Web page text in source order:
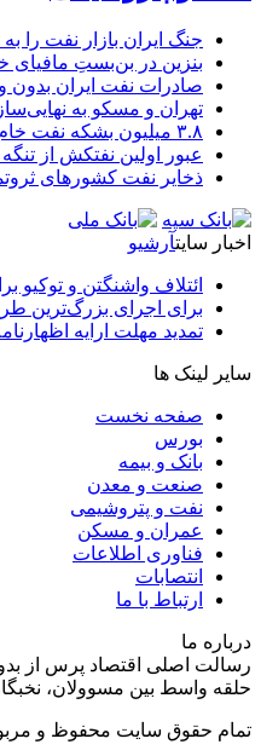
جنگ ایران بازار نفت را
بنزین در بن‌بستِ مافیای
صادرات نفت ایران بدون
تهران و مسکو به
۳.۸ میلیون بشکه نفت خام ایران از محاصره آمریکا عبور کرد
عبور اولین نفتکش از
ذخایر نفت کشورهای ثروتمند به
اخبار سایتآرشیو
ائتلاف واشنگتن و
برای اجرای بزرگ‌ترین
تمدید مهلت ارایه
سایر لینک ها
صفحه نخست
بورس
بانک و بیمه
صنعت و معدن
نفت و پتروشیمی
عمران و مسکن
فناوری اطلاعات
انتصابات
ارتباط با ما
درباره ما
رسالت اصلی اقتصاد پرس از
حلقه واسط بین مسوولان،
تمام حقوق سایت محفوظ و